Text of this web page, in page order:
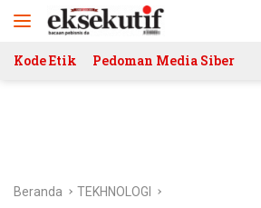
Kode Etik Pedoman Media Siber
Beranda TEKHNOLOGI